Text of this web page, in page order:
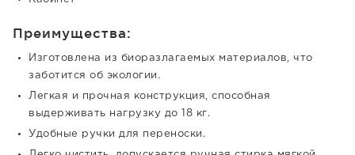
Преимущества:
Изготовлена из биоразлагаемых материалов, что
заботится об экологии.
Легкая и прочная конструкция, способная
выдерживать нагрузку до 18 кг.
Удобные ручки для переноски.